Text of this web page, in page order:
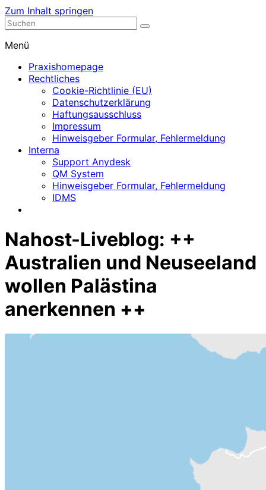
Zum Inhalt springen
Nephrologische Praxis mit Dialyse
Menü
Praxishomepage
Rechtliches
Cookie-Richtlinie (EU)
Datenschutzerklärung
Haftungsausschluss
Impressum
Hinweisgeber Formular, Fehlermeldung
Interna
Support Anydesk
QM System
Hinweisgeber Formular, Fehlermeldung
IDMS
Nahost-Liveblog: ++
Australien und Neuseeland
wollen Palästina
anerkennen ++